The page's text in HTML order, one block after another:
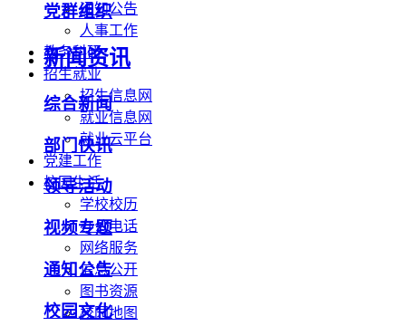
通知公告
人事工作
教务科研
招生就业
招生信息网
就业信息网
就业云平台
党建工作
校园生活
学校校历
办公电话
网络服务
信息公开
图书资源
校园地图
党群组织
新闻资讯
综合新闻
部门快讯
领导活动
视频专题
通知公告
校园文化